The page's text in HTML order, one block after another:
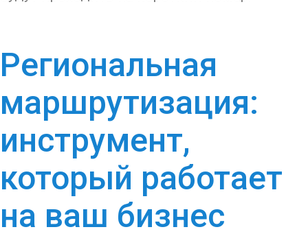
Региональная
маршрутизация:
инструмент,
который работает
на ваш бизнес